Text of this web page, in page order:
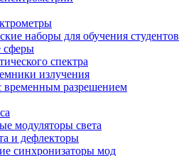
наборы для обучения студентов
сферы
спектра
излучения
временным разрешением
модуляторы света
и дефлекторы
синхронизаторы мод